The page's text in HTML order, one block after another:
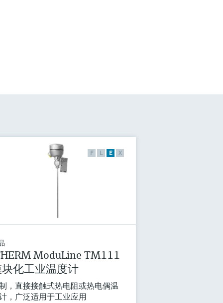
F L E X
ModuLine TM111
化工业温度计
，直接接触式热电阻或热电偶温
，广泛适用于工业应用